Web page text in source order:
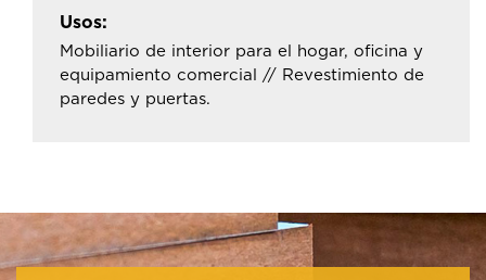
Usos:
Mobiliario de interior para el hogar, oficina y
equipamiento comercial // Revestimiento de
paredes y puertas.